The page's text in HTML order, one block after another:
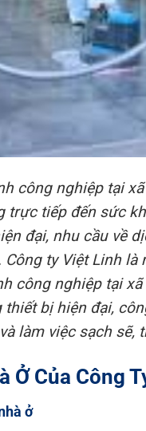
công nghiệp tại
trực tiếp đến sức
đại, nhu cầu về
ty Việt Linh
công nghiệp tại
thiết bị hiện đại,
làm việc sạch sẽ,
Ở Của Công
ở